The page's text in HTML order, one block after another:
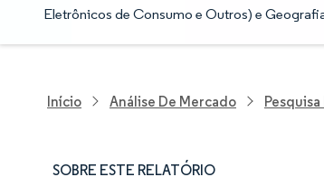
Eletrônicos de Consumo e Outros) e
Início Análise De Mercado
SOBRE ESTE RELATÓRIO